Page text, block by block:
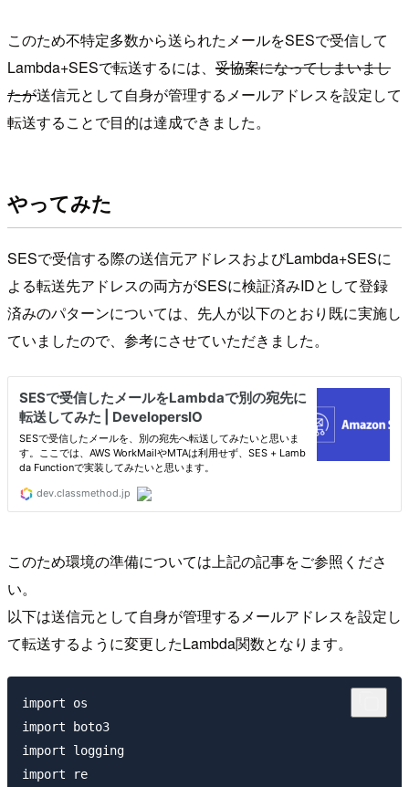
このため不特定多数から送られたメールをSESで受信して
Lambda+SESで転送するには、 妥協案になってしまいまし
たが送信元として自身が管理するメールアドレスを設定して
転送することで目的は達成できました。
やってみた
SESで受信する際の送信元アドレスおよびLambda+SESに
よる転送先アドレスの両方がSESに検証済みIDとして登録
済みのパターンについては、先人が以下のとおり既に実施し
ていましたので、参考にさせていただきました。
このため環境の準備については上記の記事をご参照くださ
い。
以下は送信元として自身が管理するメールアドレスを設定し
て転送するように変更したLambda関数となります。
import os
import boto3
import logging
import re